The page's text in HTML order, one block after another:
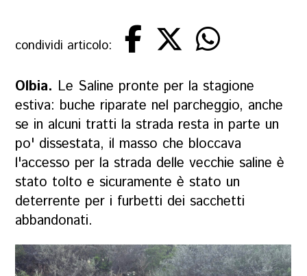
condividi articolo:
Olbia. Le Saline pronte per la stagione
estiva: buche riparate nel parcheggio, anche
se in alcuni tratti la strada resta in parte un
po' dissestata, il masso che bloccava
l'accesso per la strada delle vecchie saline è
stato tolto e sicuramente è stato un
deterrente per i furbetti dei sacchetti
abbandonati.